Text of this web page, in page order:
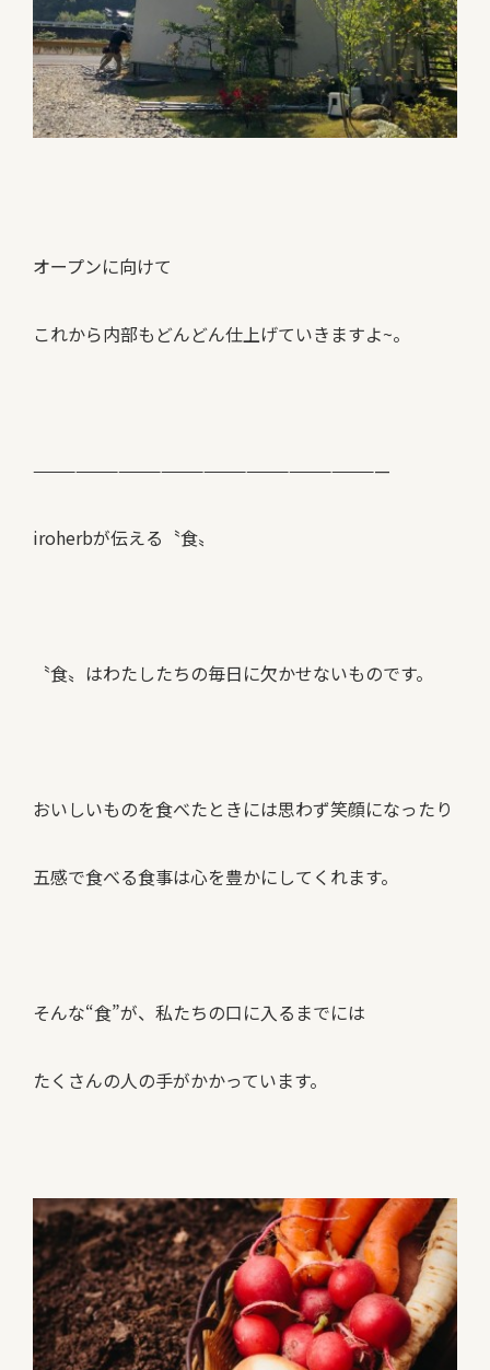
オープンに向けて
これから内部もどんどん仕上げていきますよ~。
—————————————————————————
iroherbが伝える〝食〟
〝食〟はわたしたちの毎日に欠かせないものです。
おいしいものを食べたときには思わず笑顔になったり
五感で食べる食事は心を豊かにしてくれます。
そんな“食”が、私たちの口に入るまでには
たくさんの人の手がかかっています。